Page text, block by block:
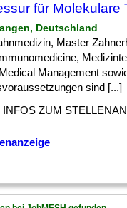
für Molekulare
Deutschland
Master
Management
sind [...]
INFOS ZUM